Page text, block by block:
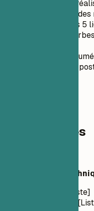
Quantifiez les
'Augmentation
Gardez-le sous
Utilisez des
Adaptez le
description du
Compétences
Compétences
Langages : [Liste]
Frameworks :